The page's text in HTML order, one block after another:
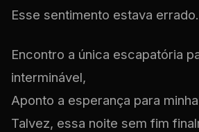
Esse sentimento estava errado.
Encontro a única escapatória
interminável,
Aponto a esperança para
Talvez, essa noite sem fim